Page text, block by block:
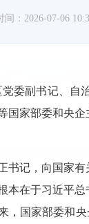
间：2026-07-06
委副书记、
国家部委和央
书记，向国家
在于习近平
国家部委和